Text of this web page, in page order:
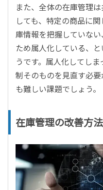
また、全体の在庫管理
しても、特定の商品に
庫情報を把握していな
ため属人化している、
うです。属人化してし
制そのものを見直す必
も難しい課題でしょう。
在庫管理の改善方法